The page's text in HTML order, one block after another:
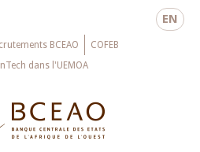
EN
BCEAO
COFEB
dans l'UEMOA